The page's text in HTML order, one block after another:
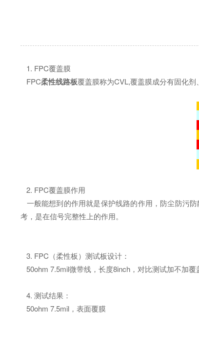
1. FPC覆盖膜
FPC柔性线路板覆盖膜称为CVL,覆盖膜成分有固化
2. FPC覆盖膜作用
一般能想到的作用就是保护线路的作用，防尘防污
考，是在信号完整性上的作用。
3. FPC（柔性板）测试板设计：
50ohm 7.5mil微带线，长度8inch，对比测试加不加覆
4. 测试结果：
50ohm 7.5mil，表面覆膜